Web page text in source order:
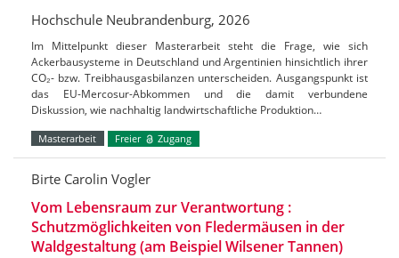
Hochschule Neubrandenburg, 2026
Im Mittelpunkt dieser Masterarbeit steht die Frage, wie sich
Ackerbausysteme in Deutschland und Argentinien hinsichtlich ihrer
CO₂- bzw. Treibhausgasbilanzen unterscheiden. Ausgangspunkt ist
das EU-Mercosur-Abkommen und die damit verbundene
Diskussion, wie nachhaltig landwirtschaftliche Produktion…
Masterarbeit Freier Zugang
Birte Carolin Vogler
Vom Lebensraum zur Verantwortung :
Schutzmöglichkeiten von Fledermäusen in der
Waldgestaltung (am Beispiel Wilsener Tannen)